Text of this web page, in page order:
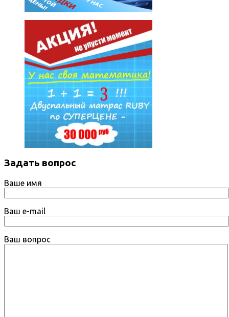
Задать вопрос
Ваше имя
Ваш e-mail
Ваш вопрос